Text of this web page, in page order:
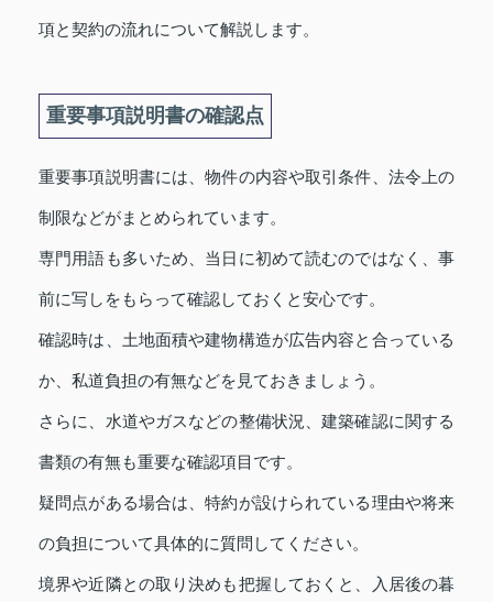
項と契約の流れについて解説します。
重要事項説明書の確認点
重要事項説明書には、物件の内容や取引条件、法令上の
制限などがまとめられています。
専門用語も多いため、当日に初めて読むのではなく、事
前に写しをもらって確認しておくと安心です。
確認時は、土地面積や建物構造が広告内容と合っている
か、私道負担の有無などを見ておきましょう。
さらに、水道やガスなどの整備状況、建築確認に関する
書類の有無も重要な確認項目です。
疑問点がある場合は、特約が設けられている理由や将来
の負担について具体的に質問してください。
境界や近隣との取り決めも把握しておくと、入居後の暮